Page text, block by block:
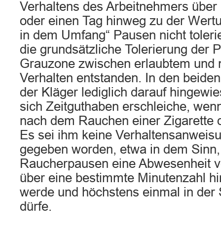
Verhaltens des Arbeitnehmers
oder einen Tag hinweg zu der
in dem Umfang“ Pausen nicht
die grundsätzliche Tolerierung der
Grauzone zwischen erlaubtem und
Verhalten entstanden. In den
der Kläger lediglich darauf
sich Zeitguthaben erschleiche,
nach dem Rauchen einer Zigarette
Es sei ihm keine
gegeben worden, etwa in dem
Raucherpausen eine Abwesenheit
über eine bestimmte Minutenzahl
werde und höchstens einmal in der
dürfe.